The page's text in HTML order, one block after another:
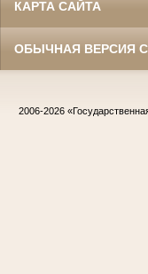
КАРТА САЙТА
ОБЫЧНАЯ ВЕРСИЯ
2006-2026